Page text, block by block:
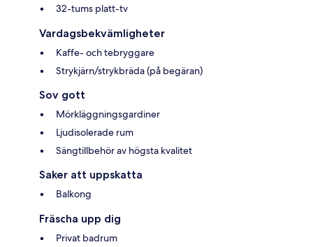
32-tums platt-tv
Vardagsbekvämligheter
Kaffe- och tebryggare
Strykjärn/strykbräda (på begäran)
Sov gott
Mörkläggningsgardiner
Ljudisolerade rum
Sängtillbehör av högsta kvalitet
Saker att uppskatta
Balkong
Fräscha upp dig
Privat badrum